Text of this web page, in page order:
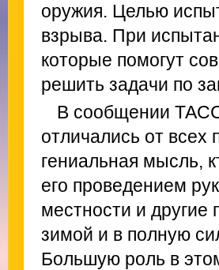
оружия. Целью
взрыва. При
которые помогут
решить задачи по
В сообщении
отличались от
гениальная мысль,
его проведением
местности и
зимой и в полную
Большую роль в